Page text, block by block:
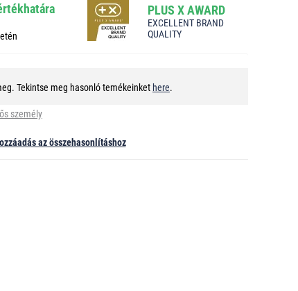
PLUS X AWARD
EXCELLENT BRAND
QUALITY
Tekintse meg hasonló temékeinket here.
személy
az összehasonlításhoz